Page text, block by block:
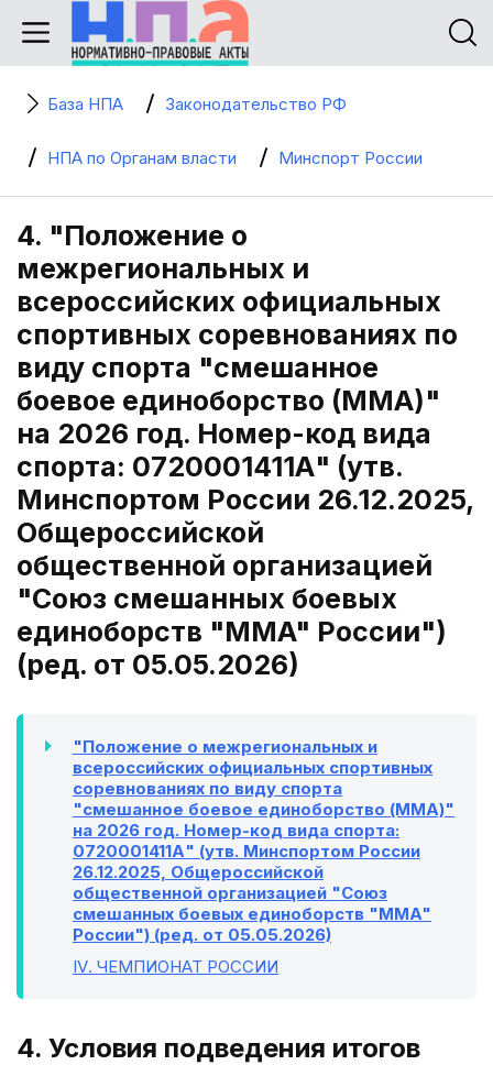
База НПА Законодательство РФ
НПА по Органам власти Минспорт России
4. "Положение о
межрегиональных и
всероссийских официальных
спортивных соревнованиях по
виду спорта "смешанное
боевое единоборство (MMA)"
на 2026 год. Номер-код вида
спорта: 0720001411А" (утв.
Минспортом России 26.12.2025,
Общероссийской
общественной организацией
"Союз смешанных боевых
единоборств "MMA" России")
(ред. от 05.05.2026)
"Положение о межрегиональных и
всероссийских официальных спортивных
соревнованиях по виду спорта
"смешанное боевое единоборство (MMA)"
на 2026 год. Номер-код вида спорта:
0720001411А" (утв. Минспортом России
26.12.2025, Общероссийской
общественной организацией "Союз
смешанных боевых единоборств "MMA"
России") (ред. от 05.05.2026)
IV. ЧЕМПИОНАТ РОССИИ
4. Условия подведения итогов